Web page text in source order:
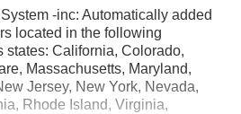
-inc: Automatically added
located in the following
states: California, Colorado,
Massachusetts, Maryland,
Jersey, New York, Nevada,
Rhode Island, Virginia,